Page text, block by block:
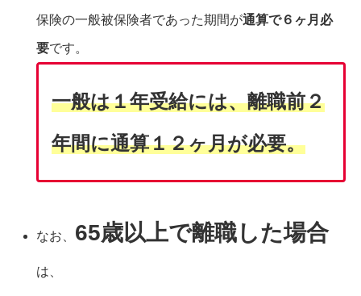
保険の一般被保険者であった期間が通算で６ヶ月必
要です。
一般は１年受給には、離職前２
年間に通算１２ヶ月が必要。
なお、 65歳以上で離職した場合
は、